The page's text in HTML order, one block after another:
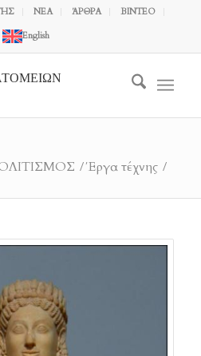
ΝΕΑ ΆΡΘΡΑ ΒΙΝΤΕΟ
English
/Έργα τέχνης /